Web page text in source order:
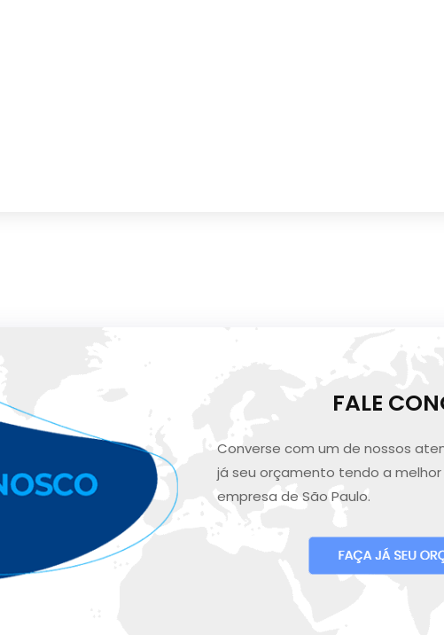
FALE
Converse com um de nossos
já seu orçamento tendo a
empresa de São Paulo.